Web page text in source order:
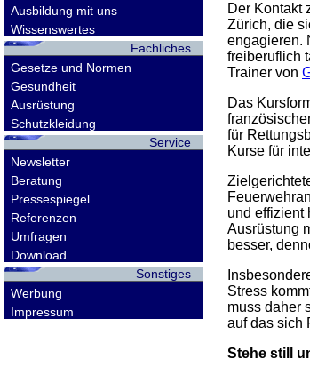
Ausbildung mit uns
Wissenswertes
Fachliches
Gesetze und Normen
Gesundheit
Ausrüstung
Schutzkleidung
Service
Newsletter
Beratung
Pressespiegel
Referenzen
Umfragen
Download
Sonstiges
Werbung
Impressum
Der Kontakt
Zürich, die
engagieren.
freiberuflich
Trainer von
Das
für
Kurse für
und effizient
Ausrüstung
besser,
Stress
muss daher
auf das sich
Stehe still